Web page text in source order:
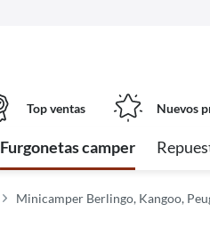
Top ventas Nuevos
Furgonetas camper
Minicamper Berlingo, Kangoo,